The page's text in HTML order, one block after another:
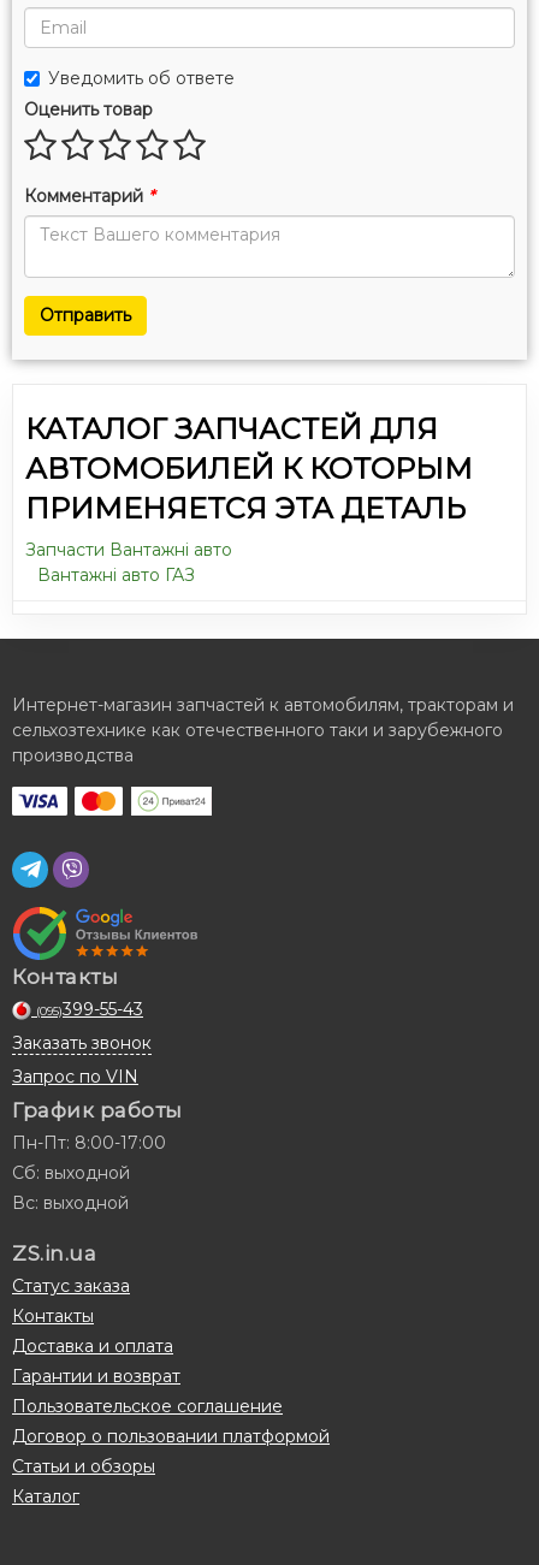
Уведомить об ответе
Оценить товар
Комментарий *
Отправить
КАТАЛОГ ЗАПЧАСТЕЙ ДЛЯ
АВТОМОБИЛЕЙ К КОТОРЫМ
ПРИМЕНЯЕТСЯ ЭТА ДЕТАЛЬ
Запчасти Вантажні авто
Вантажні авто ГАЗ
Интернет-магазин запчастей к автомобилям, тракторам и
сельхозтехнике как отечественного таки и зарубежного
производства
Контакты
(095)399-55-43
Заказать звонок
Запрос по VIN
График работы
Пн-Пт: 8:00-17:00
Сб: выходной
Вс: выходной
ZS.in.ua
Статус заказа
Контакты
Доставка и оплата
Гарантии и возврат
Пользовательское соглашение
Договор о пользовании платформой
Статьи и обзоры
Каталог